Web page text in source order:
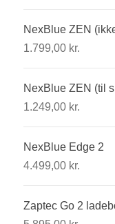
NexBlue ZEN
1.799,00 kr.
NexBlue ZEN (til
1.249,00 kr.
NexBlue Edge 2
4.499,00 kr.
Zaptec Go 2